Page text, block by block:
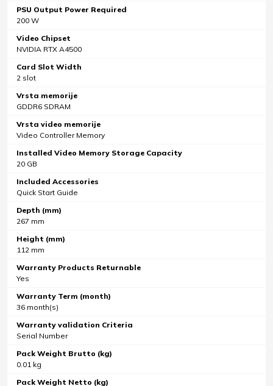
PSU Output Power Required
200 W
Video Chipset
NVIDIA RTX A4500
Card Slot Width
2 slot
Vrsta memorije
GDDR6 SDRAM
Vrsta video memorije
Video Controller Memory
Installed Video Memory Storage Capacity
20 GB
Included Accessories
Quick Start Guide
Depth (mm)
267 mm
Height (mm)
112 mm
Warranty Products Returnable
Yes
Warranty Term (month)
36 month(s)
Warranty validation Criteria
Serial Number
Pack Weight Brutto (kg)
0.01 kg
Pack Weight Netto (kg)